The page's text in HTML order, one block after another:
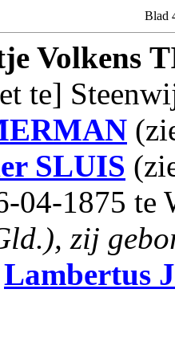
Blad
Volkens
te]
SLUIS
04-1875 te
zij
Lambertus